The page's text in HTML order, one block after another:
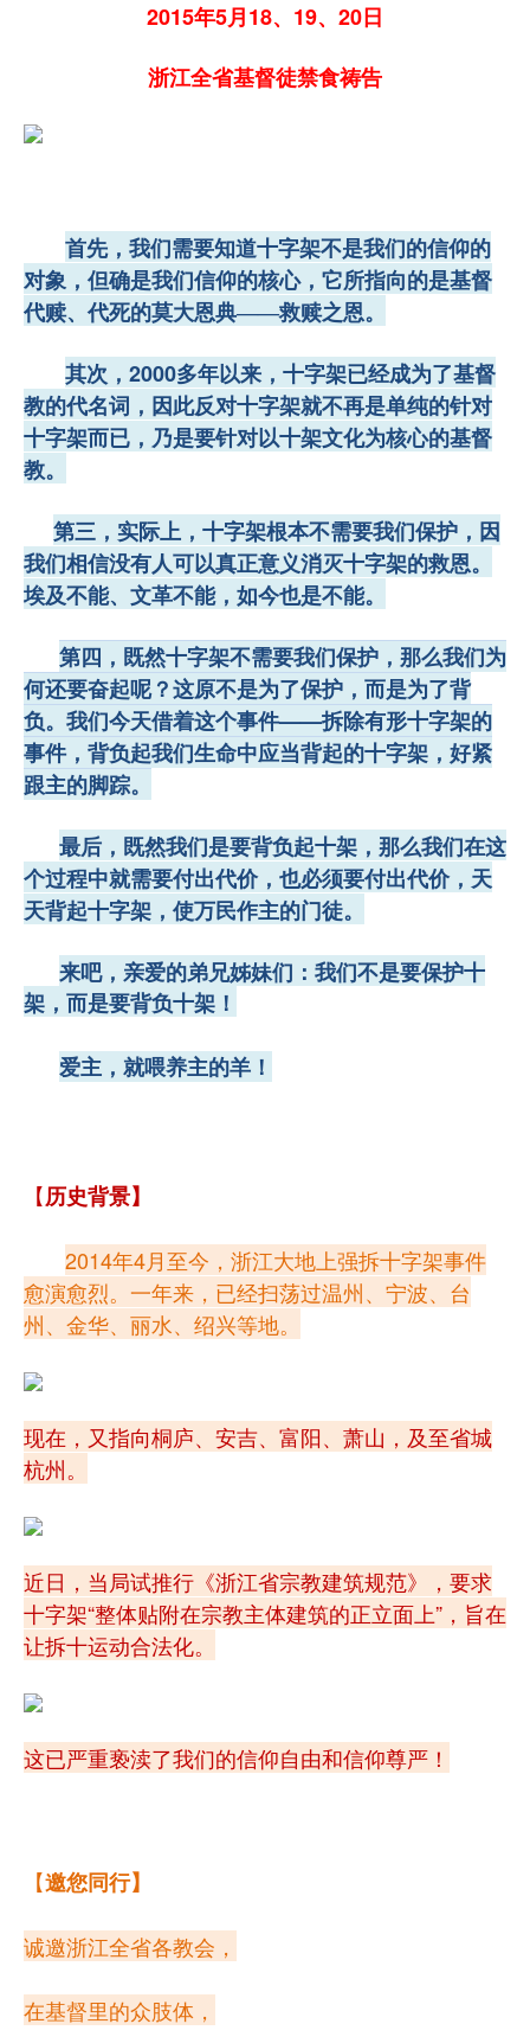
2015年5月18、19、20日
浙江全省基督徒禁食祷告
首先，我们需要知道十字架不是我们的信仰的
对象， 但确是我们信仰的核心，它所指向的是基督
代赎、代死的莫大恩典——救赎之恩。
其次， 2000多年以来，十字架已经成为了基督
教的代名词， 因此反对十字架就不再是单纯的针对
十字架而已， 乃是要针对以十架文化为核心的基督
教。
第三，实际上，十字架根本不需要我们保护， 因
我们相信没有人可以真正意义消灭十字架的救恩。
埃及不能、 文革不能，如今也是不能。
第四，既然十字架不需要我们保护，那么我们为
何还要奋起呢？这原不是为了保护，而是为了背
负。 我们今天借着这个事件——拆除有形十字架的
事件，背负起我们生命中应当背起的十字架， 好紧
跟主的脚踪。
最后，既然我们是要背负起十架，那么我们在这
个过程中就需要付出代价，也必须要付出代价，天
天背起十字架，使万民作主的门徒。
来吧，亲爱的弟兄姊妹们：我们不是要保护十
架，而是要背负十架！
爱主，就喂养主的羊！
【历史背景】
2014年4月至今，浙江大地上强拆十字架事件
愈演愈烈。 一年来，已经扫荡过温州、宁波、台
州、金华、丽水、绍兴等地。
现在，又指向桐庐、安吉、富阳、萧山，及至省城
杭州。
近日，当局试推行《浙江省宗教建筑规范》，要求
十字架“整体贴附在宗教主体建筑的正立面上”，旨在
让拆十运动合法化。
这已严重亵渎了我们的信仰自由和信仰尊严！
【邀您同行】
诚邀浙江全省各教会，
在基督里的众肢体，